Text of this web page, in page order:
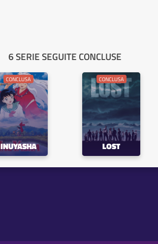
6 SERIE SEGUITE CONCLUSE
CONCLUSA
INUYASHA
CONCLUSA
LOST